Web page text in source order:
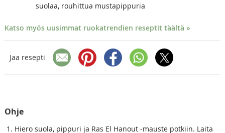
suolaa, rouhittua mustapippuria
Katso myös uusimmat ruokatrendien reseptit täältä »
Jaa resepti
Ohje
Hiero suola, pippuri ja Ras El Hanout -mauste potkiin. Laita